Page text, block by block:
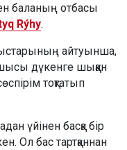
баланың отбасы
Rýhy.
айтуынша,
дүкенге шыққан
тоқтатып
үйінен басқа бір
Ол бас тартқаннан